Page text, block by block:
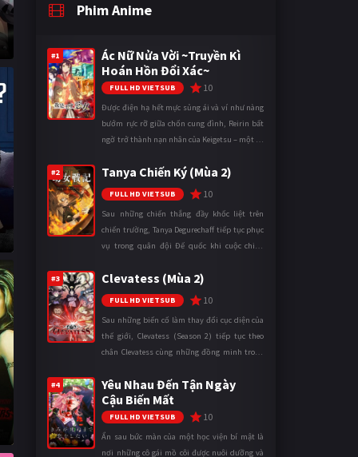
Phim Anime
#1
Ác Nữ Nửa Vời ~Truyền Kì
Hoán Hồn Đổi Xác~
FULL HD VIETSUB 10
Được điện hạ hết mực sủng ái và ví như nàng
bướm rực rỡ giữa chốn cung đình, Reirin bất
ngờ trở thành nạn nhân của Keigetsu – một kẻ
thuật để hoán đổi th ...
#2 Tanya Chiến Ký (Mùa 2)
FULL HD VIETSUB 10
Sau những chiến thắng đầy khốc liệt trên
chiến trường, Tanya Degurechaff tiếp tục phục
vụ trong quân đội Đế quốc khi cuộc chiến
mặt trận. Dù sở hữu tài năn ...
#3 Clevatess (Mùa 2)
FULL HD VIETSUB 10
Sau những biến cố làm thay đổi cục diện của
thế giới, Clevatess (Season 2) tiếp tục theo
chân Clevatess cùng những đồng minh trong
loại đến bờ vực diệ ...
#4
Yêu Nhau Đến Tận Ngày
Cậu Biến Mất
FULL HD VIETSUB 10
Ẩn sau bức màn của một học viện bí mật là
nơi những cô gái mồ côi được nuôi dưỡng và